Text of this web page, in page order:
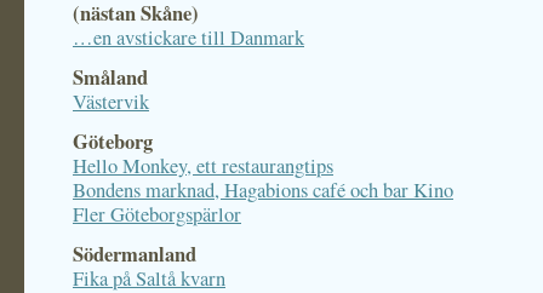
(nästan Skåne)
…en avstickare till Danmark
Småland
Västervik
Göteborg
Hello Monkey, ett restaurangtips
Bondens marknad, Hagabions café och bar Kino
Fler Göteborgspärlor
Södermanland
Fika på Saltå kvarn